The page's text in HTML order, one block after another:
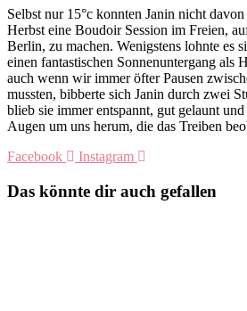
Selbst nur 15°c konnten Janin nicht
Herbst eine Boudoir Session im Freien,
Berlin, zu machen. Wenigstens lohnte es
einen fantastischen Sonnenuntergang als
auch wenn wir immer öfter Pausen
mussten, bibberte sich Janin durch zwei
blieb sie immer entspannt, gut gelaunt
Augen um uns herum, die das Treiben
Facebook
Instagram
Das könnte dir auch gefallen